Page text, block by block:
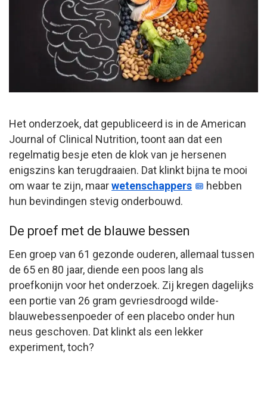
Het onderzoek, dat gepubliceerd is in de American
Journal of Clinical Nutrition, toont aan dat een
regelmatig besje eten de klok van je hersenen
enigszins kan terugdraaien. Dat klinkt bijna te mooi
om waar te zijn, maarwetenschappers
hebben
hun bevindingen stevig onderbouwd.
De proef met de blauwe bessen
Een groep van 61 gezonde ouderen, allemaal tussen
de 65 en 80 jaar, diende een poos lang als
proefkonijn voor het onderzoek. Zij kregen dagelijks
een portie van 26 gram gevriesdroogd wilde-
blauwebessenpoeder of een placebo onder hun
neus geschoven. Dat klinkt als een lekker
experiment, toch?